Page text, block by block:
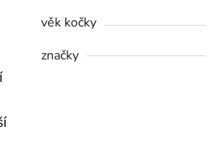
věk kočky
značky